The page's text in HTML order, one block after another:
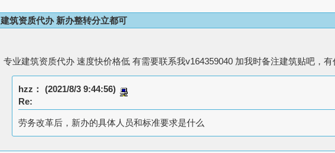
建筑资质代办 新办整转分立都可
专业建筑资质代办 速度快价格低 有需要联系我v164359040 加我时备注建筑贴吧，
hzz：
(2021/8/3 9:44:56)
Re:
劳务改革后，新办的具体人员和标准要求是什么